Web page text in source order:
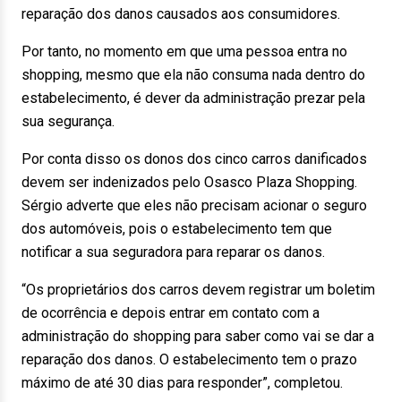
reparação dos danos causados aos consumidores.
Por tanto, no momento em que uma pessoa entra no
shopping, mesmo que ela não consuma nada dentro do
estabelecimento, é dever da administração prezar pela
sua segurança.
Por conta disso os donos dos cinco carros danificados
devem ser indenizados pelo Osasco Plaza Shopping.
Sérgio adverte que eles não precisam acionar o seguro
dos automóveis, pois o estabelecimento tem que
notificar a sua seguradora para reparar os danos.
“Os proprietários dos carros devem registrar um boletim
de ocorrência e depois entrar em contato com a
administração do shopping para saber como vai se dar a
reparação dos danos. O estabelecimento tem o prazo
máximo de até 30 dias para responder”, completou.